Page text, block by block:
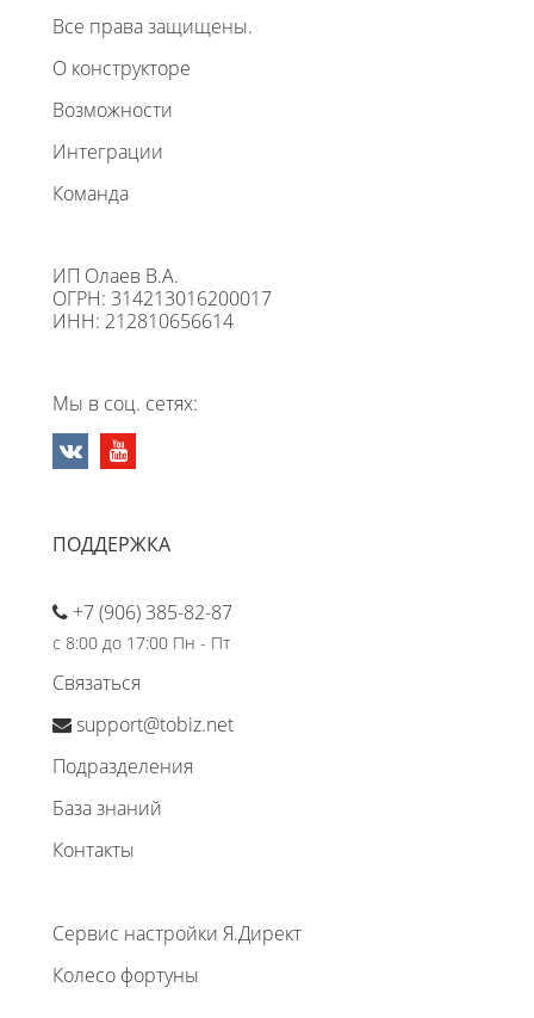
Все права защищены.
О конструкторе
Возможности
Интеграции
Команда
ИП Олаев В.А.
ОГРН: 314213016200017
ИНН: 212810656614
Мы в соц. сетях:
ПОДДЕРЖКА
+7 (906) 385-82-87
с 8:00 до 17:00 Пн - Пт
Связаться
support@tobiz.net
Подразделения
База знаний
Контакты
Сервис настройки Я.Директ
Колесо фортуны